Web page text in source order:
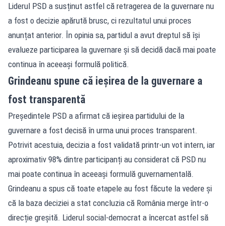
Liderul PSD a susținut astfel că retragerea de la guvernare nu
a fost o decizie apărută brusc, ci rezultatul unui proces
anunțat anterior. În opinia sa, partidul a avut dreptul să își
evalueze participarea la guvernare și să decidă dacă mai poate
continua în aceeași formulă politică.
Grindeanu spune că ieșirea de la guvernare a
fost transparentă
Președintele PSD a afirmat că ieșirea partidului de la
guvernare a fost decisă în urma unui proces transparent.
Potrivit acestuia, decizia a fost validată printr-un vot intern, iar
aproximativ 98% dintre participanți au considerat că PSD nu
mai poate continua în aceeași formulă guvernamentală.
Grindeanu a spus că toate etapele au fost făcute la vedere și
că la baza deciziei a stat concluzia că România merge într-o
direcție greșită. Liderul social-democrat a încercat astfel să